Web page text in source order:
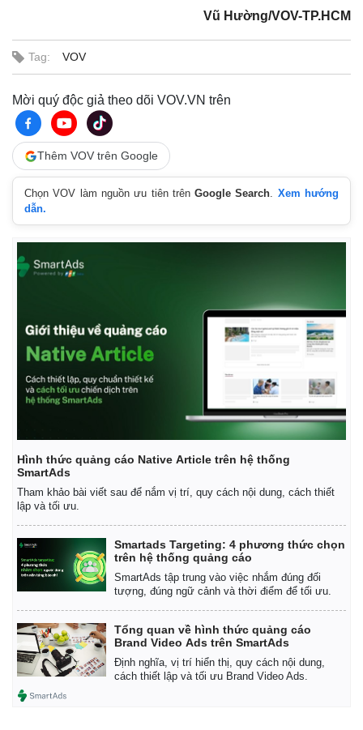
Khởi nghiệp
Giá vàng
Tiêu dùng
Tỷ giá
Giá cà phê
Vũ Hường/VOV-TP.HCM
Tag: VOV
Mời quý độc giả theo dõi VOV.VN trên
Thêm VOV trên Google
Chọn VOV làm nguồn ưu tiên trênGoogle Search. Xem hướng
dẫn.
Hình thức quảng cáo Native Article trên hệ thống
SmartAds
Tham khảo bài viết sau để nắm vị trí, quy cách nội dung, cách thiết
lập và tối ưu.
Smartads Targeting: 4 phương thức chọn
trên hệ thống quảng cáo
SmartAds tập trung vào việc nhắm đúng đối
tượng, đúng ngữ cảnh và thời điểm để tối ưu.
Tổng quan về hình thức quảng cáo
Brand Video Ads trên SmartAds
Định nghĩa, vị trí hiển thị, quy cách nội dung,
cách thiết lập và tối ưu Brand Video Ads.